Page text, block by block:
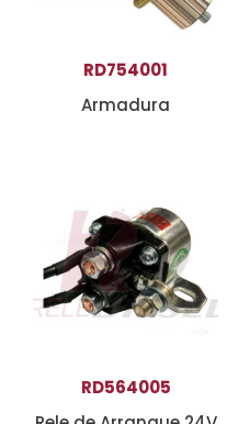
RD754001
Armadura
RD564005